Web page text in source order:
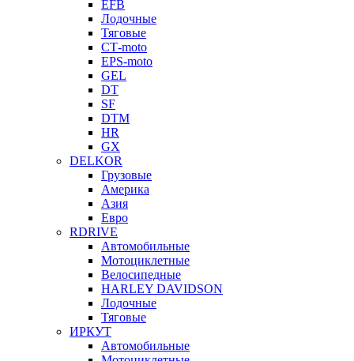
EFB
Лодочные
Тяговые
СТ-moto
EPS-moto
GEL
DT
SF
DTM
HR
GX
DELKOR
Грузовые
Америка
Азия
Евро
RDRIVE
Автомобильные
Мотоциклетные
Велосипедные
HARLEY DAVIDSON
Лодочные
Тяговые
ИРКУТ
Автомобильные